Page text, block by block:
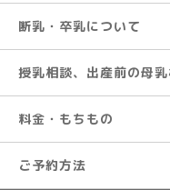
断乳・卒乳について
授乳相談、出産前の母
料金・もちもの
ご予約方法